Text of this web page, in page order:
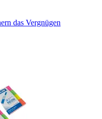
das Vergnügen